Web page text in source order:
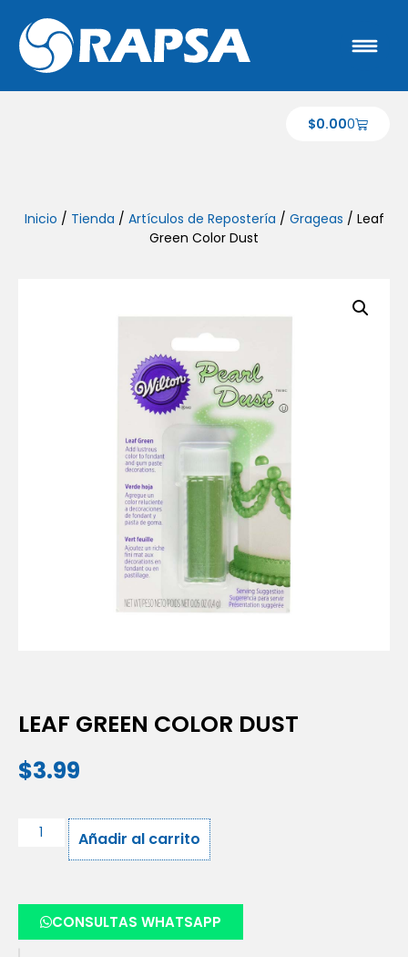
$0.000
Inicio / Tienda / Artículos de Repostería / Grageas / Leaf
Green Color Dust
LEAF GREEN COLOR DUST
$3.99
Añadir al carrito
CONSULTAS WHATSAPP